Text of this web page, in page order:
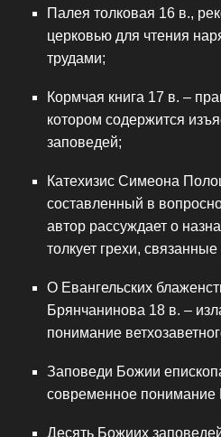
Палея толковая 16 в.,
церковью для чтения
трудами;
Кормчая книга 17 в. –
котором содержится
заповедей;
Катехизис Симеона
составленный в
автор рассуждает о
толкует грехи,
О Евангельских
Брянчанинова 18 в. –
понимание
Заповеди Божии
современное понимание
Десять Божиих